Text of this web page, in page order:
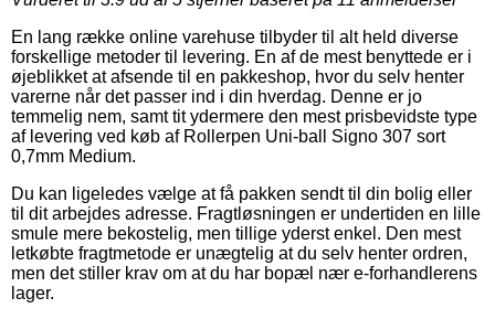
En lang række online varehuse tilbyder til alt held diverse
forskellige metoder til levering. En af de mest benyttede er i
øjeblikket at afsende til en pakkeshop, hvor du selv henter
varerne når det passer ind i din hverdag. Denne er jo
temmelig nem, samt tit ydermere den mest prisbevidste type
af levering ved køb af Rollerpen Uni-ball Signo 307 sort
0,7mm Medium.
Du kan ligeledes vælge at få pakken sendt til din bolig eller
til dit arbejdes adresse. Fragtløsningen er undertiden en lille
smule mere bekostelig, men tillige yderst enkel. Den mest
letkøbte fragtmetode er unægtelig at du selv henter ordren,
men det stiller krav om at du har bopæl nær e-forhandlerens
lager.